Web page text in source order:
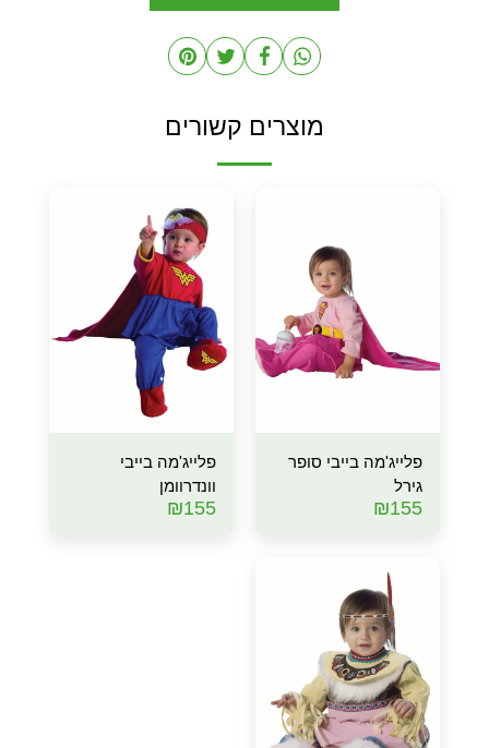
מוצרים קשורים
פלייג'מה בייבי סופר
גירל
₪155
פלייג'מה בייבי
וונדרוומן
₪155